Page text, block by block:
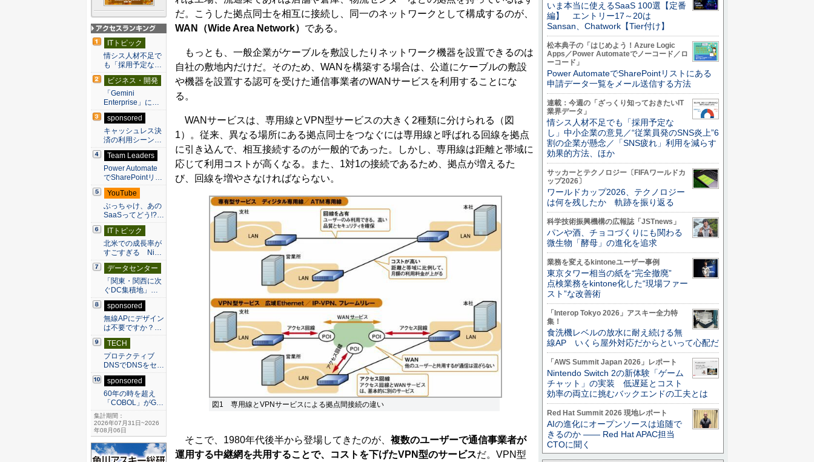
だ。こうした拠点同士を相互に接続し、同一のネットワークとして構成するのが、
WAN（Wide Area Network） である。
もっとも、一般企業がケーブルを敷設したりネットワーク機器を設置できるのは
自社の敷地内だけだ。そのため、WANを構築する場合は、公道にケーブルの敷設
や機器を設置する認可を受けた通信事業者のWANサービスを利用することにな
る。
WANサービスは、専用線とVPN型サービスの大きく2種類に分けられる（図
1）。従来、異なる場所にある拠点同士をつなぐには専用線と呼ばれる回線を拠点
に引き込んで、相互接続するのが一般的であった。しかし、専用線は距離と帯域に
応じて利用コストが高くなる。また、1対1の接続であるため、拠点が増えるた
び、回線を増やさなければならない。
図1 専用線とVPNサービスによる拠点間接続の違い
そこで、1980年代後半から登場してきたのが、 複数のユーザーで通信事業者が
運用する中継網を共用することで、コストを下げたVPN型のサービスだ。VPN型
アクセスランキン
グ
ITトピック
情シス人材不足で
も「採用予定な…
ビジネス・開発
「Gemini
Enterprise」に…
sponsored
キャッシュレス決
済の利用シーン…
Team Leaders
Power Automate
でSharePointリ…
YouTube
ぶっちゃけ、あの
SaaSってどう!?…
ITトピック
北米での成長率が
すごすぎる Ni…
データセンター
「関東・関西に次
ぐDC集積地」…
sponsored
無線APにデザイン
は不要ですか？…
TECH
プロテクティブ
DNSでDNSをセ…
sponsored
60年の時を超え
「COBOL」がG…
集計期間：
2026年07月31日~2026
年08月06日
いま本当に使えるSaaS 100選【定番
編】 エントリー17～20は
Sansan、Chatwork【Tier付け】
松本典子の「はじめよう！Azure Logic
Apps／Power Automateでノーコード／ロ
ーコード」
Power AutomateでSharePointリストにある
申請データ一覧をメール送信する方法
連載：今週の「ざっくり知っておきたいIT
業界データ」
情シス人材不足でも「採用予定な
し」中小企業の意見／“従業員発のSNS炎上”6
割の企業が懸念／「SNS疲れ」利用を減らす
効果的方法、ほか
サッカーとテクノロジー〔FIFAワールドカ
ップ2026〕
ワールドカップ2026、テクノロジー
は何を残したか 軌跡を振り返る
科学技術振興機構の広報誌「JSTnews」
パンや酒、チョコづくりにも関わる
微生物「酵母」の進化を追求
業務を変えるkintoneユーザー事例
東京タワー相当の紙を“完全撤廃”
点検業務をkintone化した“現場ファー
スト”な改善術
「Interop Tokyo 2026」アスキー全力特
集！
食洗機レベルの放水に耐え続ける無
線AP いくら屋外対応だからといって心配だ
「AWS Summit Japan 2026」レポート
Nintendo Switch 2の新体験「ゲーム
チャット」の実装 低遅延とコスト
効率の両立に挑むバックエンドの工夫とは
Red Hat Summit 2026 現地レポート
AIの進化にオープンソースは追随で
きるのか ―― Red Hat APAC担当
CTOに聞く